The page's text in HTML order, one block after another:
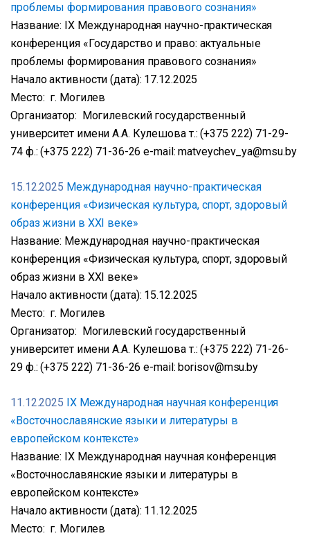
проблемы формирования правового сознания»
Название: IX Международная научно-практическая
конференция «Государство и право: актуальные
проблемы формирования правового сознания»
Начало активности (дата): 17.12.2025
Место: г. Могилев
Организатор: Могилевский государственный
университет имени А.А. Кулешова т.: (+375 222) 71-29-
74 ф.: (+375 222) 71-36-26 e-mail: matveychev_ya@msu.by
15.12.2025 Международная научно-практическая
конференция «Физическая культура, спорт, здоровый
образ жизни в XXI веке»
Название: Международная научно-практическая
конференция «Физическая культура, спорт, здоровый
образ жизни в XXI веке»
Начало активности (дата): 15.12.2025
Место: г. Могилев
Организатор: Могилевский государственный
университет имени А.А. Кулешова т.: (+375 222) 71-26-
29 ф.: (+375 222) 71-36-26 e-mail: borisov@msu.by
11.12.2025 IX Международная научная конференция
«Восточнославянские языки и литературы в
европейском контексте»
Название: IX Международная научная конференция
«Восточнославянские языки и литературы в
европейском контексте»
Начало активности (дата): 11.12.2025
Место: г. Могилев